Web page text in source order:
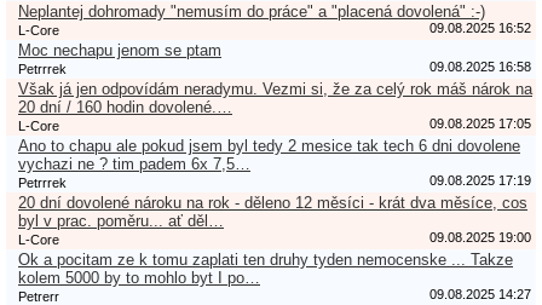
Neplantej dohromady "nemusím do práce" a "placená dovolená" :-)
L-Core 09.08.2025 16:52
Moc nechapu jenom se ptam
Petrrrek 09.08.2025 16:58
Však já jen odpovídám neradymu. Vezmi si, že za celý rok máš nárok na
20 dní / 160 hodin dovolené.…
L-Core 09.08.2025 17:05
Ano to chapu ale pokud jsem byl tedy 2 mesice tak tech 6 dni dovolene
vychazi ne ? tim padem 6x 7,5…
Petrrrek 09.08.2025 17:19
20 dní dovolené nároku na rok - děleno 12 měsíci - krát dva měsíce, cos
byl v prac. poměru... ať děl…
L-Core 09.08.2025 19:00
Ok a pocitam ze k tomu zaplati ten druhy tyden nemocenske ... Takze
kolem 5000 by to mohlo byt I po…
Petrerr 09.08.2025 14:27